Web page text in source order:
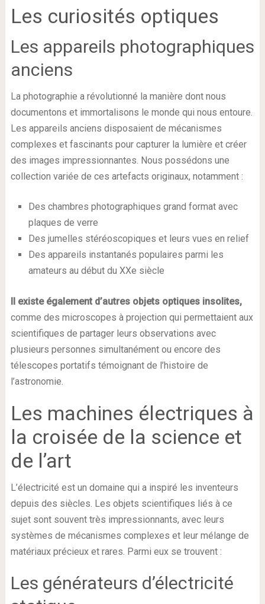
Les curiosités optiques
Les appareils photographiques
anciens
La photographie a révolutionné la manière dont nous
documentons et immortalisons le monde qui nous entoure.
Les appareils anciens disposaient de mécanismes
complexes et fascinants pour capturer la lumière et créer
des images impressionnantes. Nous possédons une
collection variée de ces artefacts originaux, notamment :
Des chambres photographiques grand format avec
plaques de verre
Des jumelles stéréoscopiques et leurs vues en relief
Des appareils instantanés populaires parmi les
amateurs au début du XXe siècle
Il existe également d’autres objets optiques insolites,
comme des microscopes à projection qui permettaient aux
scientifiques de partager leurs observations avec
plusieurs personnes simultanément ou encore des
télescopes portatifs témoignant de l’histoire de
l’astronomie.
Les machines électriques à
la croisée de la science et
de l’art
L’électricité est un domaine qui a inspiré les inventeurs
depuis des siècles. Les objets scientifiques liés à ce
sujet sont souvent très impressionnants, avec leurs
systèmes de mécanismes complexes et leur mélange de
matériaux précieux et rares. Parmi eux se trouvent :
Les générateurs d’électricité